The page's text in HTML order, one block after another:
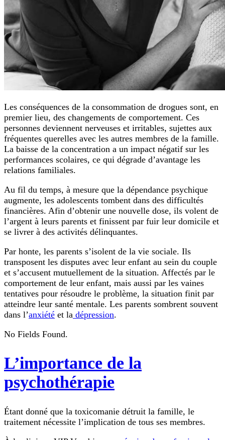
Les conséquences de la consommation de drogues sont, en
premier lieu, des changements de comportement. Ces
personnes deviennent nerveuses et irritables, sujettes aux
fréquentes querelles avec les autres membres de la famille.
La baisse de la concentration a un impact négatif sur les
performances scolaires, ce qui dégrade d’avantage les
relations familiales.
Au fil du temps, à mesure que la dépendance psychique
augmente, les adolescents tombent dans des difficultés
financières. Afin d’obtenir une nouvelle dose, ils volent de
l’argent à leurs parents et finissent par fuir leur domicile et
se livrer à des activités délinquantes.
Par honte, les parents s’isolent de la vie sociale. Ils
transposent les disputes avec leur enfant au sein du couple
et s’accusent mutuellement de la situation. Affectés par le
comportement de leur enfant, mais aussi par les vaines
tentatives pour résoudre le problème, la situation finit par
atteindre leur santé mentale. Les parents sombrent souvent
dans l’anxiété et la dépression.
No Fields Found.
L’importance de la
psychothérapie
Étant donné que la toxicomanie détruit la famille, le
traitement nécessite l’implication de tous ses membres.